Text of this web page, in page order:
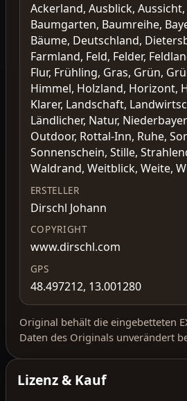
Ackerland, Ausblick,
Baumgarten, Baumreihe,
Bäume, Deutschland,
Farmland, Feld, Felder,
Flur, Frühling, Gras, Grün,
Himmel, Holzland, Horizont,
Klarer, Landschaft,
Ländlicher, Natur,
Outdoor, Rottal-Inn, Ruhe,
Sonnenschein, Stille,
Waldrand, Weitblick, Weite,
ERSTELLER
Dirschl Johann
COPYRIGHT
www.dirschl.com
GPS
48.497212, 13.001280
Original behält die eingebetteten
Daten des Originals unverändert
Lizenz & Kauf